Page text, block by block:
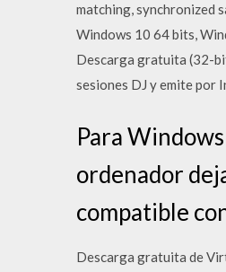
matching, synchronized
Windows 10 64 bits,
Descarga gratuita (32-
sesiones DJ y emite por
Para
ordenador
compatible
Descarga gratuita de